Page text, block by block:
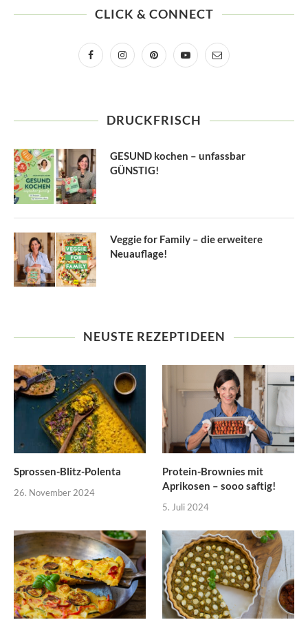
CLICK & CONNECT
DRUCKFRISCH
GESUND kochen – unfassbar
GÜNSTIG!
Veggie for Family – die erweitere
Neuauflage!
NEUSTE REZEPTIDEEN
Sprossen-Blitz-Polenta
26. November 2024
Protein-Brownies mit
Aprikosen – sooo saftig!
5. Juli 2024